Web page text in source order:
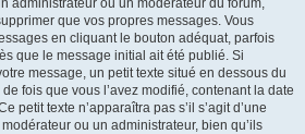
administrateur ou un modérateur du forum,
que vos propres messages. Vous
en cliquant le bouton adéquat, parfois
que le message initial ait été publié. Si
message, un petit texte situé en dessous du
fois que vous l’avez modifié, contenant la date
petit texte n’apparaîtra pas s’il s’agit d’une
ou un administrateur, bien qu’ils